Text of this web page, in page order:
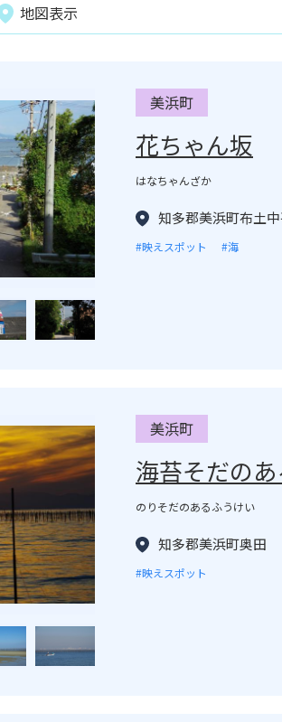
地図表示
美浜町
花ちゃん坂
はなちゃんざか
知多郡美浜町布土
#映えスポット #海
美浜町
海苔そだの
のりそだのあるふうけい
知多郡美浜町奥田
#映えスポット